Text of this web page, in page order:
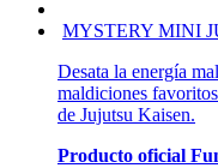
MYSTERY MINI
Desata la energía
maldiciones
de Jujutsu Kaisen.
Producto oficial